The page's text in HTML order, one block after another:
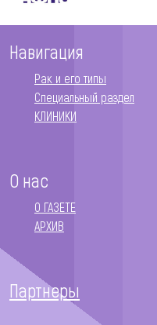
Навигация
Рак и его типы
Специальный раздел
КЛИНИКИ
О нас
О ГАЗЕТЕ
АРХИВ
Партнеры